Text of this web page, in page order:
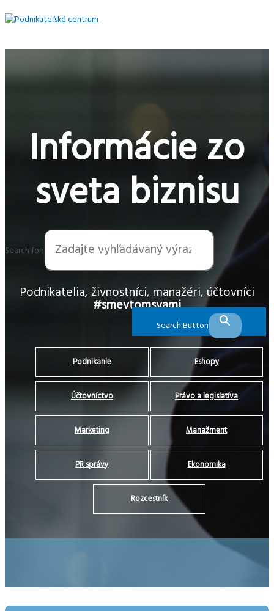
Preskočiť
na
Menu
Informácie zo
sveta biznisu
Search for:
Search Button
Podnikatelia, živnostníci, manažéri, účtovníci
#smevtomsvami
Podnikanie Eshopy
Účtovníctvo Právo a legislatíva
Marketing Manažment
PR správy Ekonomika
Rozcestník